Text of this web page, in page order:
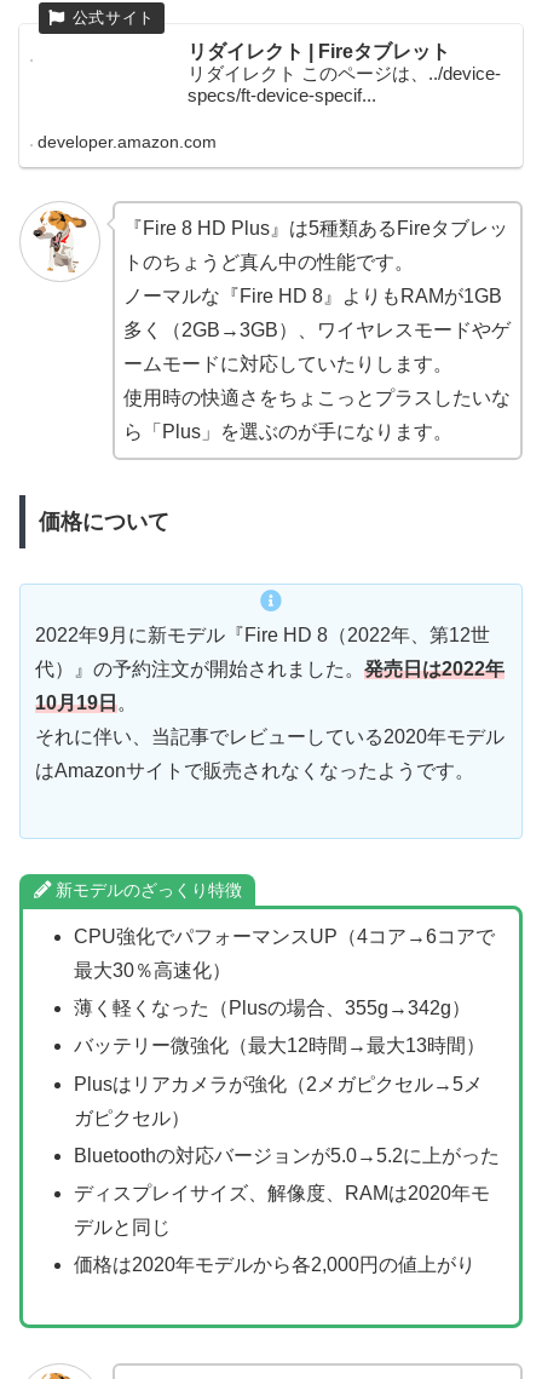
リダイレクト | Fireタブレット
リダイレクト このページは、../device-
specs/ft-device-specif...
developer.amazon.com
『Fire 8 HD Plus』は5種類あるFireタブレッ
トのちょうど真ん中の性能です。
ノーマルな『Fire HD 8』よりもRAMが1GB
多く（2GB→3GB）、ワイヤレスモードやゲ
ームモードに対応していたりします。
使用時の快適さをちょこっとプラスしたいな
ら「Plus」を選ぶのが手になります。
価格について
2022年9月に新モデル『Fire HD 8（2022年、第12世
代）』の予約注文が開始されました。 発売日は2022年
10月19日。
それに伴い、当記事でレビューしている2020年モデル
はAmazonサイトで販売されなくなったようです。
新モデルのざっくり特徴
CPU強化でパフォーマンスUP（4コア→6コアで
最大30％高速化）
薄く軽くなった（Plusの場合、355g→342g）
バッテリー微強化（最大12時間→最大13時間）
Plusはリアカメラが強化（2メガピクセル→5メ
ガピクセル）
Bluetoothの対応バージョンが5.0→5.2に上がった
ディスプレイサイズ、解像度、RAMは2020年モ
デルと同じ
価格は2020年モデルから各2,000円の値上がり